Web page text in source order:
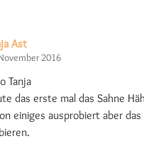
Ast
2016
Tanja
das erste mal das Sahne
einiges ausprobiert aber